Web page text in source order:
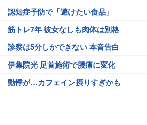
認知症予防で「避けたい食品」
筋トレ7年 彼女なしも肉体は別格
診察は5分しかできない 本音告白
伊集院光 足首施術で腰痛に変化
動悸が…カフェイン摂りすぎかも